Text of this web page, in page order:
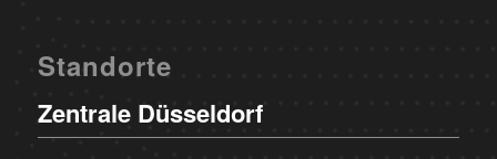
Standorte
Zentrale Düsseldorf